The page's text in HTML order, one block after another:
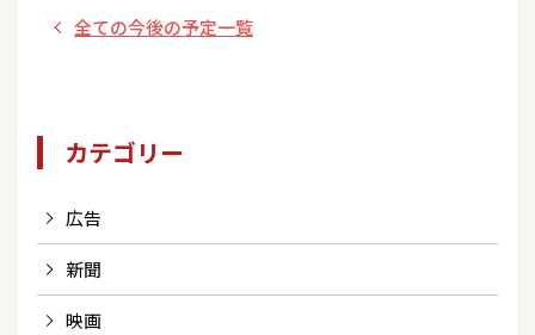
全ての今後の予定一覧
カテゴリー
広告
新聞
映画